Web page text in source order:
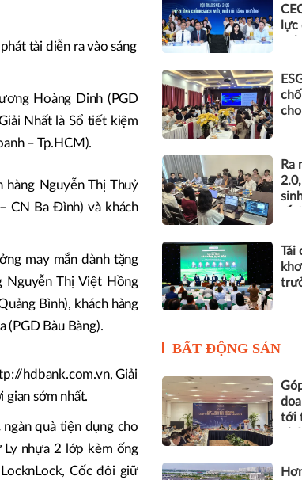
tài diễn ra vào sáng
Hoàng Dinh (PGD
Nhất là Sổ tiết kiệm
– Tp.HCM).
Nguyễn Thị Thuỷ
CN Ba Đình) và khách
may mắn dành tặng
Nguyễn Thị Việt Hồng
Bình), khách hàng
(PGD Bàu Bàng).
hdbank.com.vn, Giải
gian sớm nhất.
quà tiện dụng cho
nhựa 2 lớp kèm ống
Cốc đôi giữ
Ra
Tái
BẤT ĐỘNG SẢN
tới